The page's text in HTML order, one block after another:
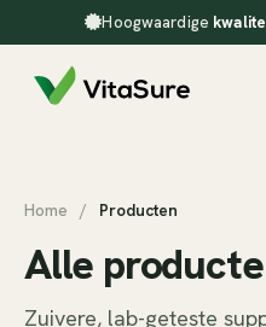
Hoogwaardige
Home / Producten
Alle
Zuivere, lab-geteste